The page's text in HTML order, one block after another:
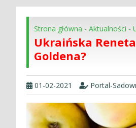
Strona główna - Aktualności -
Ukraińska
Goldena?
01-02-2021 Portal-